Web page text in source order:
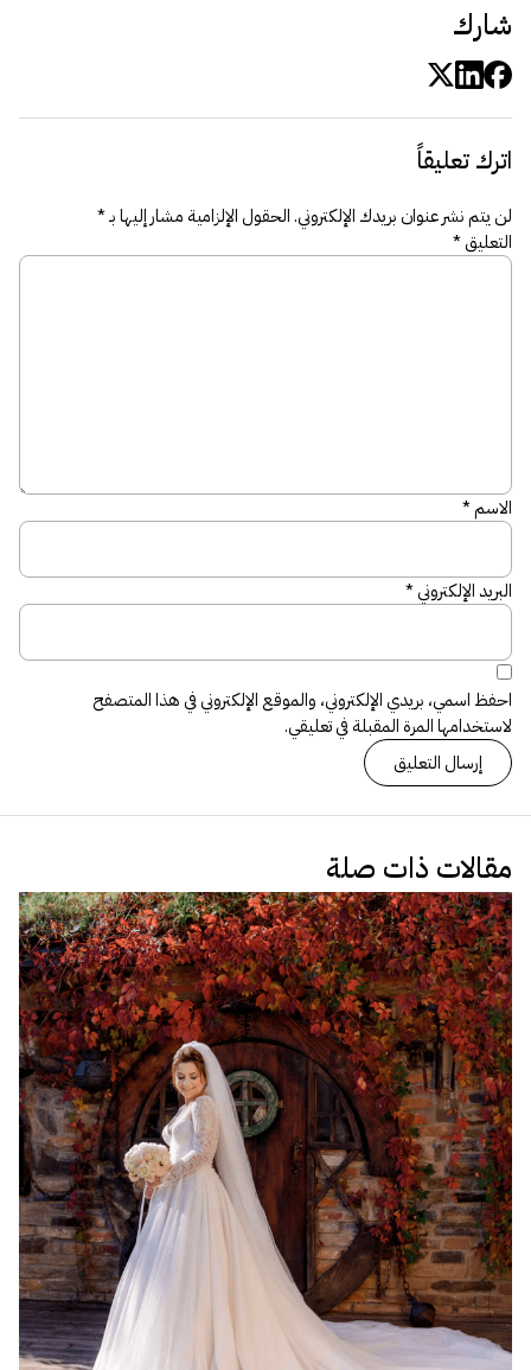
شارك
اترك تعليقاً
لن يتم نشر عنوان بريدك الإلكتروني.الحقول الإلزامية مشار إليها بـ*
التعليق*
الاسم*
البريد الإلكتروني*
احفظ اسمي، بريدي الإلكتروني، والموقع الإلكتروني في هذا المتصفح
لاستخدامها المرة المقبلة في تعليقي.
مقالات ذات صلة